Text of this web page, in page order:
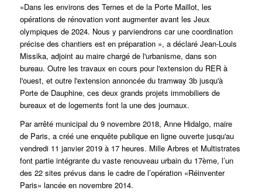
«Dans les environs des Ternes et de la Porte Maillot, les
opérations de rénovation vont augmenter avant les Jeux
olympiques de 2024. Nous y parviendrons car une coordination
précise des chantiers est en préparation », a déclaré Jean-Louis
Missika, adjoint au maire chargé de l'urbanisme, dans son
bureau. Outre les travaux en cours pour l'extension du RER à
l'ouest, et outre l'extension annoncée du tramway 3b jusqu'à
Porte de Dauphine, ces deux grands projets immobiliers de
bureaux et de logements font la une des journaux.
Par arrêté municipal du 9 novembre 2018, Anne Hidalgo, maire
de Paris, a créé une enquête publique en ligne ouverte jusqu'au
vendredi 11 janvier 2019 à 17 heures. Mille Arbres et Multistrates
font partie intégrante du vaste renouveau urbain du 17ème, l’un
des 22 sites prévus dans le cadre de l’opération «Réinventer
Paris» lancée en novembre 2014.